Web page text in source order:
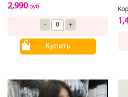
2,990руб
- +
Купить